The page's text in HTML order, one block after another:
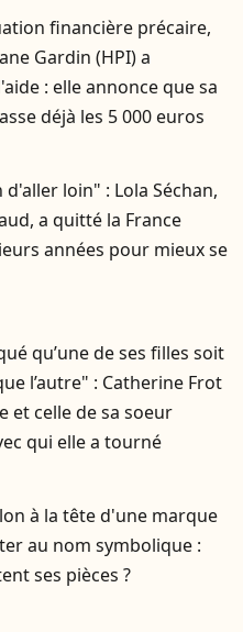
financière précaire,
Gardin (HPI) a
: elle annonce que sa
déjà les 5 000 euros
d'aller loin" : Lola Séchan,
a quitté la France
années pour mieux se
qu’une de ses filles soit
l’autre" : Catherine Frot
et celle de sa soeur
qui elle a tourné
à la tête d'une marque
au nom symbolique :
ses pièces ?